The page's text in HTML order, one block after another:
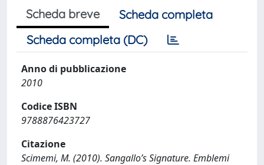
Scheda breve
Scheda completa
Scheda completa (DC)
Anno di pubblicazione
2010
Codice ISBN
9788876423727
Citazione
Scimemi, M. (2010). Sangallo’s Signature. Emblemi